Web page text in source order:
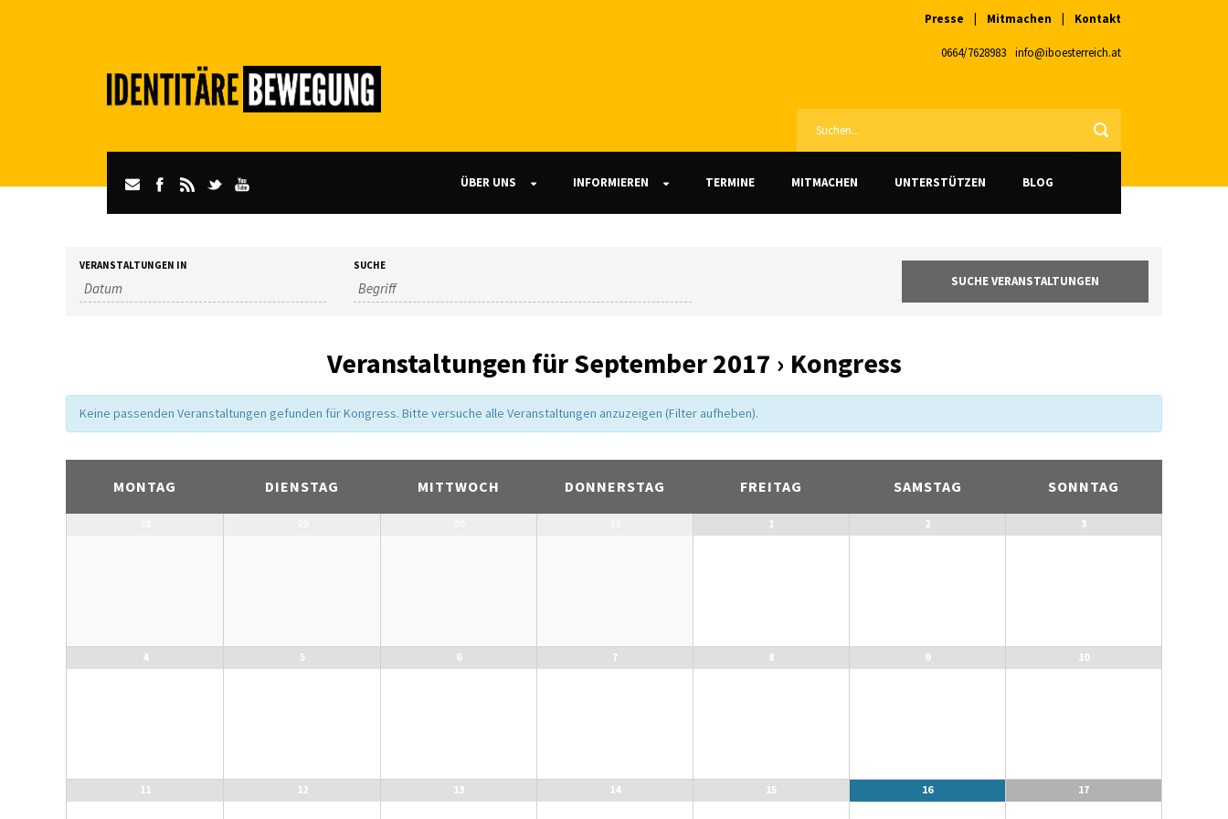
Presse Mitmachen Kontakt
0664/7628983 info@iboesterreich.at
ÜBER UNS INFORMIEREN TERMINE MITMACHEN UNTERSTÜTZEN BLOG
VERANSTALTUNGEN IN SUCHE
Veranstaltungen für September 2017 › Kongress
Keine passenden Veranstaltungen gefunden für Kongress. Bitte versuche alle Veranstaltungen anzuzeigen (Filter aufheben).
Kalender
Monatsnavigation
MONTAG DIENSTAG MITTWOCH DONNERSTAG FREITAG SAMSTAG SONNTAG
1 2 3
4 5 6 7 8 9 10
11 12 13 14 15 16 17